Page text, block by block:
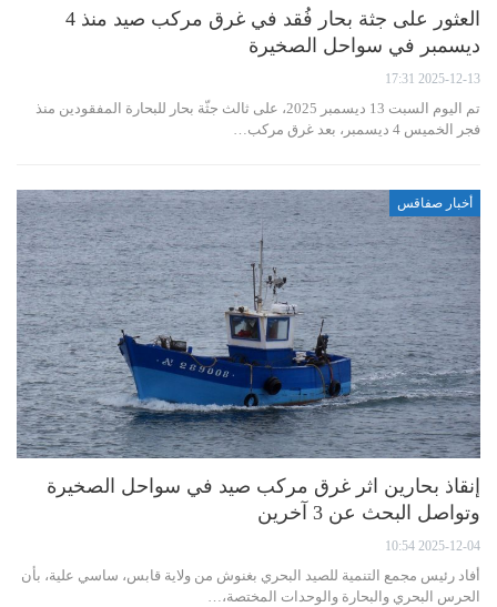
العثور على جثة بحار فُقد في غرق مركب صيد منذ 4
ديسمبر في سواحل الصخيرة
2025-12-13 17:31
تم اليوم السبت 13 ديسمبر 2025، على ثالث جثّة بحار للبحارة المفقودين منذ
فجر الخميس 4 ديسمبر، بعد غرق مركب…
أخبار صفاقس
إنقاذ بحارين اثر غرق مركب صيد في سواحل الصخيرة
وتواصل البحث عن 3 آخرين
2025-12-04 10:54
أفاد رئيس مجمع التنمية للصيد البحري بغنوش من ولاية قابس، ساسي علية، بأن
الحرس البحري والبحارة والوحدات المختصة،…